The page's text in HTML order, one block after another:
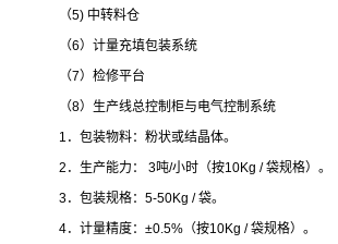
（5) 中转料仓
（6）计量充填包装系统
（7）检修平台
（8）生产线总控制柜与电气控制系统
1．包装物料：粉状或结晶体。
2．生产能力： 3吨/小时（按10Kg / 袋规格）。
3．包装规格：5-50Kg / 袋。
4．计量精度：±0.5%（按10Kg / 袋规格）。